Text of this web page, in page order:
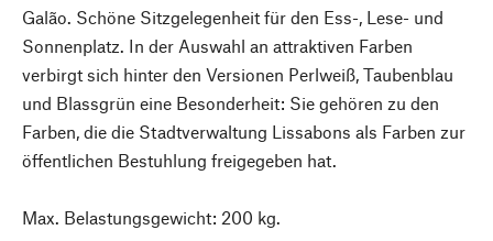
Galão. Schöne Sitzgelegenheit für den Ess-, Lese- und
Sonnenplatz. In der Auswahl an attraktiven Farben
verbirgt sich hinter den Versionen Perlweiß, Taubenblau
und Blassgrün eine Besonderheit: Sie gehören zu den
Farben, die die Stadtverwaltung Lissabons als Farben zur
öffentlichen Bestuhlung freigegeben hat.
Max. Belastungsgewicht: 200 kg.